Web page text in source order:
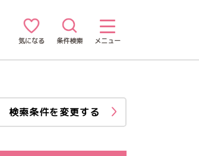
気になる 条件検索 メニュー
検索条件を変更する